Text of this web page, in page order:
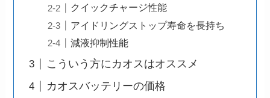
クイックチャージ性能
アイドリングストップ寿命を長持ち
減液抑制性能
こういう方にカオスはオススメ
カオスバッテリーの価格